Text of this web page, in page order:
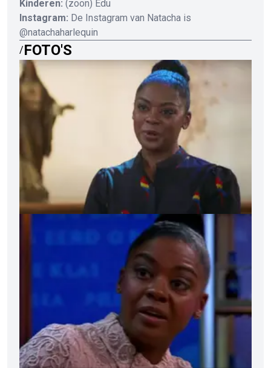
Kinderen: (zoon) Edu
Instagram: De Instagram van Natacha is
@natachaharlequin
/FOTO'S